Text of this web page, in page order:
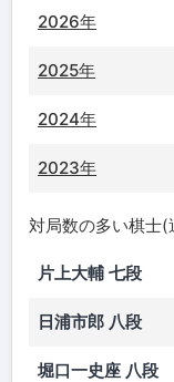
2026年
2025年
2024年
2023年
対局数の多い棋士(
片上大輔 七段
日浦市郎 八段
堀口一史座 八段